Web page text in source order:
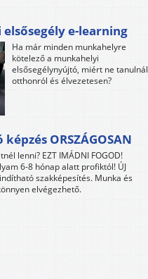
e-learning
Ha már minden munkahelyre
kötelező a munkahelyi
elsősegélynyújtó, miért ne tanulnál
otthonról és élvezetesen?
ORSZÁGOSAN
lenni? EZT IMÁDNI FOGOD!
6-8 hónap alatt profiktól! ÚJ
szakképesítés. Munka és
elvégezhető.